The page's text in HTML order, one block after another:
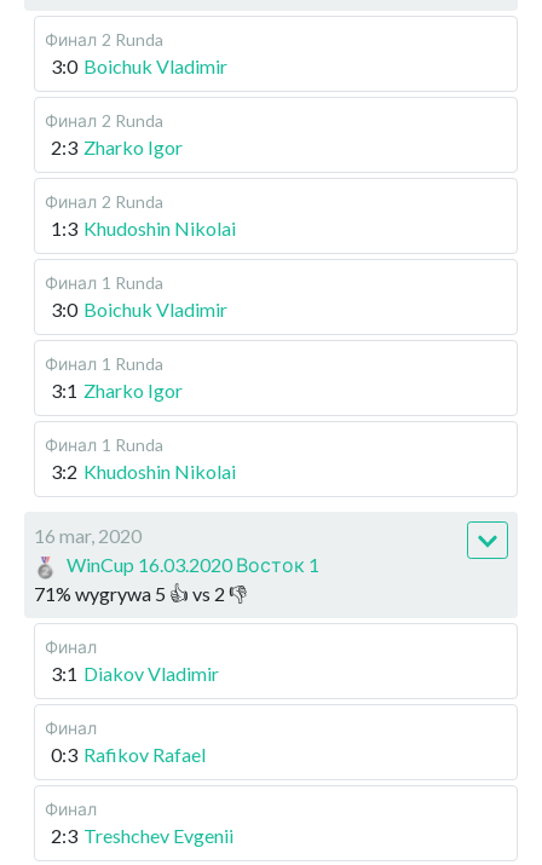
Финал 2 Runda
3:0 Boichuk Vladimir
Финал 2 Runda
2:3 Zharko Igor
Финал 2 Runda
1:3 Khudoshin Nikolai
Финал 1 Runda
3:0 Boichuk Vladimir
Финал 1 Runda
3:1 Zharko Igor
Финал 1 Runda
3:2 Khudoshin Nikolai
16 mar, 2020
WinCup 16.03.2020 Восток 1
71% wygrywa 5 👍 vs 2 👎
Финал
3:1 Diakov Vladimir
Финал
0:3 Rafikov Rafael
Финал
2:3 Treshchev Evgenii